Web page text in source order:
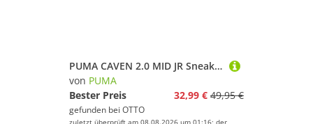
PUMA CAVEN 2.0 MID JR Sneaker
von PUMA
Bester Preis
32,99 € 49,95 €
gefunden bei OTTO
zuletzt überprüft am 08.08.2026 um 01:16; der